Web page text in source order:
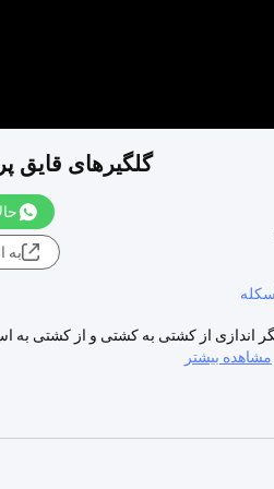
گلگیرهای قایق
به
اندازی از کشتی به کشتی و از کشتی به
مشاهده بیشتر